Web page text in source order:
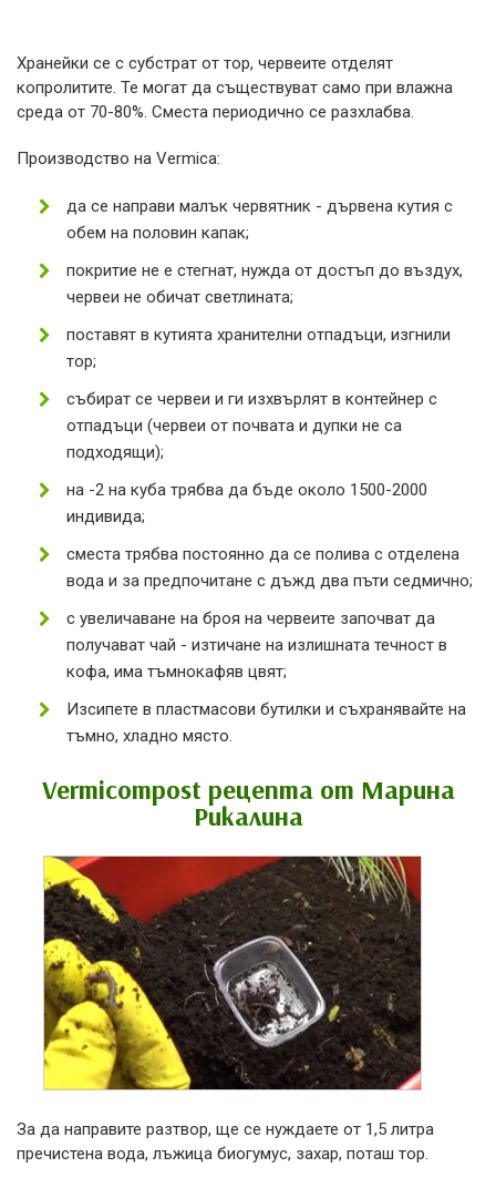
Хранейки се с субстрат от тор, червеите отделят
копролитите. Те могат да съществуват само при влажна
среда от 70-80%. Сместа периодично се разхлабва.
Производство на Vermica:
да се направи малък червятник - дървена кутия с
обем на половин капак;
покритие не е стегнат, нужда от достъп до въздух,
червеи не обичат светлината;
поставят в кутията хранителни отпадъци, изгнили
тор;
събират се червеи и ги изхвърлят в контейнер с
отпадъци (червеи от почвата и дупки не са
подходящи);
на -2 на куба трябва да бъде около 1500-2000
индивида;
сместа трябва постоянно да се полива с отделена
вода и за предпочитане с дъжд два пъти седмично;
с увеличаване на броя на червеите започват да
получават чай - изтичане на излишната течност в
кофа, има тъмнокафяв цвят;
Изсипете в пластмасови бутилки и съхранявайте на
тъмно, хладно място.
Vermicompost рецепта от Марина
Рикалина
За да направите разтвор, ще се нуждаете от 1,5 литра
пречистена вода, лъжица биогумус, захар, поташ тор.